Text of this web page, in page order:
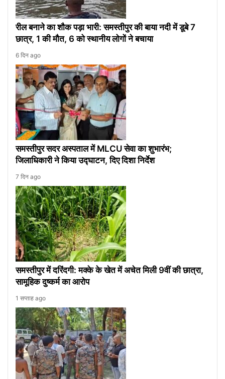
रील बनाने का शौक पड़ा भारी: समस्तीपुर की बाया नदी में डूबे 7
छात्र, 1 की मौत, 6 को स्थानीय लोगों ने बचाया
6 दिन ago
समस्तीपुर सदर अस्पताल में MLCU सेवा का शुभारंभ;
जिलाधिकारी ने किया उद्घाटन, दिए दिशा निर्देश
7 दिन ago
समस्तीपुर में दरिंदगी: मक्के के खेत में अचेत मिली 9वीं की छात्रा,
सामूहिक दुष्कर्म का आरोप
1 सप्ताह ago